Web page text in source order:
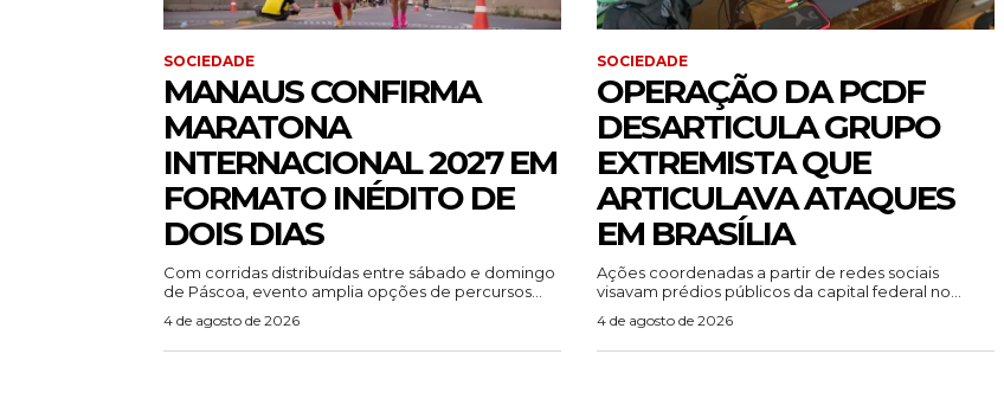
SOCIEDADE
MANAUS CONFIRMA
MARATONA
INTERNACIONAL 2027 EM
FORMATO INÉDITO DE
DOIS DIAS
Com corridas distribuídas entre sábado e domingo
de Páscoa, evento amplia opções de percursos...
4 de agosto de 2026
SOCIEDADE
OPERAÇÃO DA PCDF
DESARTICULA GRUPO
EXTREMISTA QUE
ARTICULAVA ATAQUES
EM BRASÍLIA
Ações coordenadas a partir de redes sociais
visavam prédios públicos da capital federal no...
4 de agosto de 2026